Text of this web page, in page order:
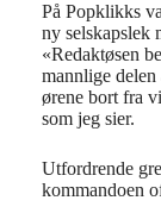
På Popklikks
ny selskapslek
«Redaktøsen
mannlige
ørene bort fra
som jeg sier.
Utfordrende
kommandoen